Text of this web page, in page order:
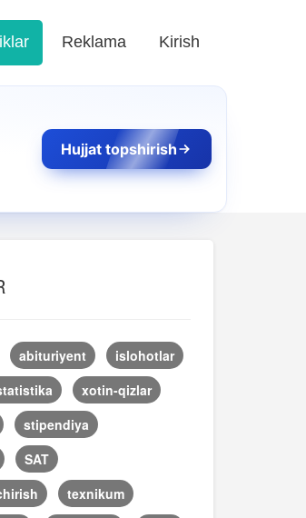
Reklama Kirish
Hujjat topshirish
abituriyent
islohotlar
xotin-qizlar
stipendiya
SAT
texnikum